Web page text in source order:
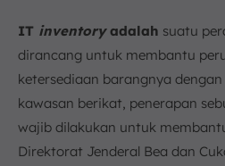
Berikat Terbaik ScaleOcean
9. Kesimpulan
FAQ:
IT inventoryadalah suatu
dirancang untuk membantu
ketersediaan barangnya
kawasan berikat, penerapan
wajib dilakukan untuk
Direktorat Jenderal Bea dan